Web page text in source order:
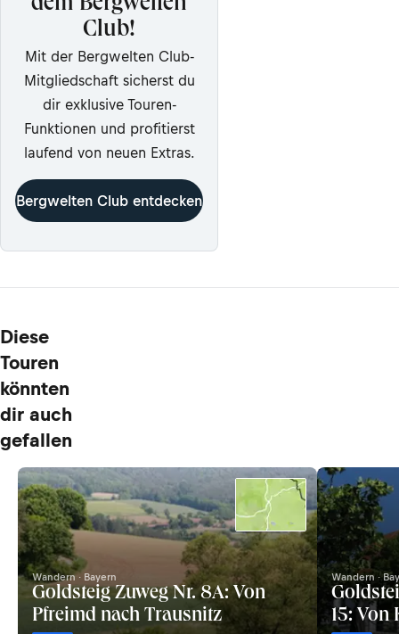
dem Bergwelten
Club!
Mit der Bergwelten Club-
Mitgliedschaft sicherst du
dir exklusive Touren-
Funktionen und profitierst
laufend von neuen Extras.
Bergwelten Club entdecken
Diese
Touren
könnten
dir auch
gefallen
Wandern · Bayern
Goldsteig Zuweg Nr. 8A: Von
Pfreimd nach Trausnitz
Wandern ·
15: Von